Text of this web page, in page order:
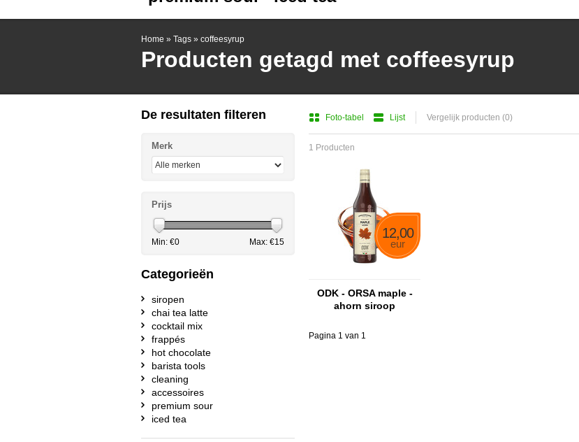
Home » Tags » coffeesyrup
Producten getagd met coffeesyrup
Foto-tabel Lijst Vergelijk producten (0)
1 Producten
12,00
eur
ODK - ORSA maple -
ahorn siroop
Pagina 1 van 1
De resultaten filteren
Merk
Prijs
Min: €0 Max: €15
Categorieën
siropen
chai tea latte
cocktail mix
frappés
hot chocolate
barista tools
cleaning
accessoires
premium sour
iced tea